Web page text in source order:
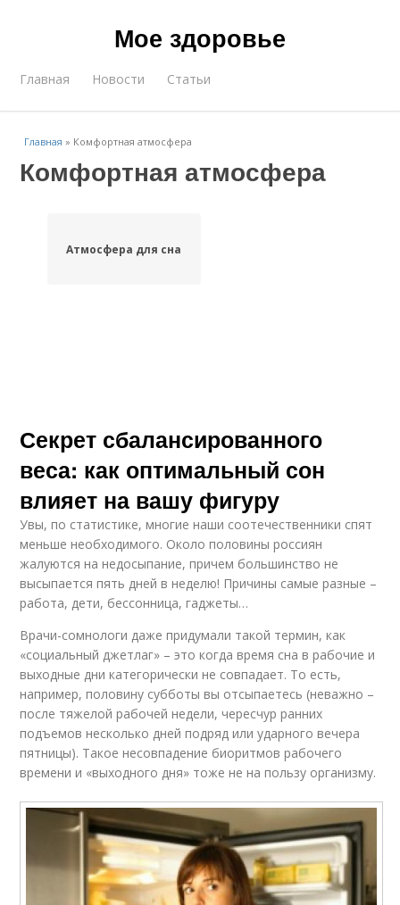
Мое здоровье
Главная Новости Статьи
Главная » Комфортная атмосфера
Комфортная атмосфера
Атмосфера для сна
Секрет сбалансированного
веса: как оптимальный сон
влияет на вашу фигуру
Увы, по статистике, многие наши соотечественники спят
меньше необходимого. Около половины россиян
жалуются на недосыпание, причем большинство не
высыпается пять дней в неделю! Причины самые разные –
работа, дети, бессонница, гаджеты…
Врачи-сомнологи даже придумали такой термин, как
«социальный джетлаг» – это когда время сна в рабочие и
выходные дни категорически не совпадает. То есть,
например, половину субботы вы отсыпаетесь (неважно –
после тяжелой рабочей недели, чересчур ранних
подъемов несколько дней подряд или ударного вечера
пятницы). Такое несовпадение биоритмов рабочего
времени и «выходного дня» тоже не на пользу организму.